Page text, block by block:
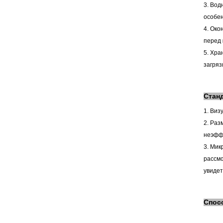
3.
4.
перед
5.
1.
2.
3.